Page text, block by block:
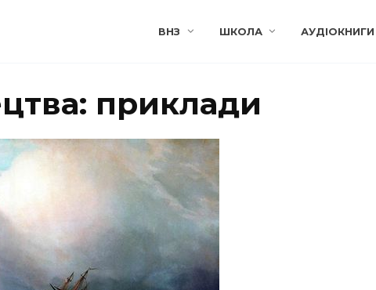
ВНЗ ШКОЛА АУДІОКНИГИ
приклади